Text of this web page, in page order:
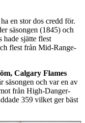
en stor dos credd för.
säsongen (1845) och
hade sjätte flest
flest från Mid-Range-
Calgary Flames
säsongen och var en av
från High-Danger-
359 vilket ger bäst